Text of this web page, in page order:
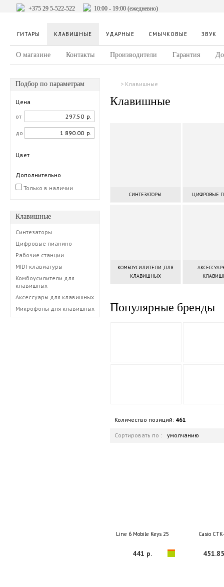
+375 29 5-522-522 10:00 - 19:00 (ежедневно)
ГИТАРЫ КЛАВИШНЫЕ УДАРНЫЕ СМЫЧКОВЫЕ ЗВУК
О магазине Контакты Производители Гарантия
Подбор по параметрам
Цена
от
р.
до р.
Цвет
Дополнительно
Только в наличии
Клавишные
Синтезаторы
Цифровые пианино
Рабочие станции
MIDI-клавиатуры
Комбоусилители для
клавишных
Аксессуары для клавишных
Микрофоны для клавишных
Клавишные
Клавишные
СИНТЕЗАТОРЫ ЦИФРОВЫЕ
КОМБОУСИЛИТЕЛИ ДЛЯ
КЛАВИШНЫХ
Популярные бренды
Количество позиций: 461
Сортировать по : умолчанию
Line 6 Mobile Keys 25
441 р.
Casio